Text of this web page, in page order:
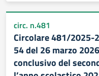
circ. n.481
Circolare 481/2025-
54 del 26 marzo
conclusivo del